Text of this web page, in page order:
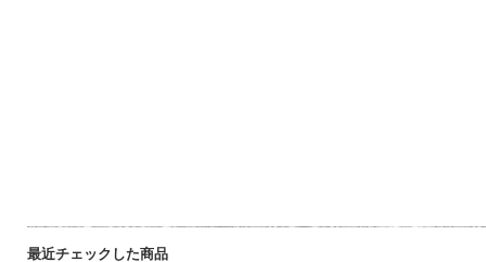
最近チェックした商品